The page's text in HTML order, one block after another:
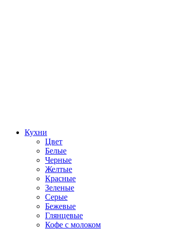
Кухни
Цвет
Белые
Черные
Желтые
Красные
Зеленые
Серые
Бежевые
Глянцевые
Кофе с молоком